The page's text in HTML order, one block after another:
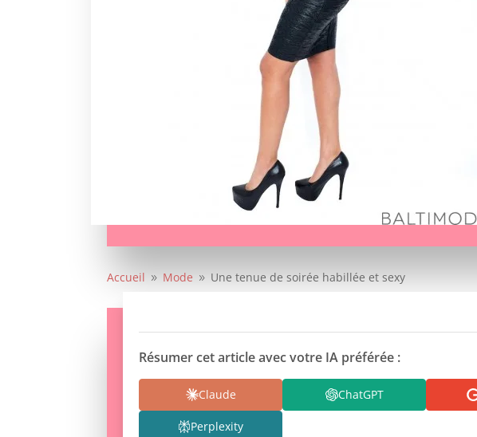
Accueil 9 Mode 9 Une tenue de soirée habillée et sexy
Résumer cet article avec votre IA préférée :
Claude ChatGPT
Perplexity